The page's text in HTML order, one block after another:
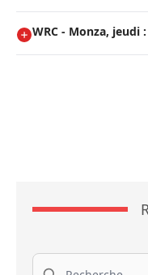
WRC - Monza, jeudi
Recherche